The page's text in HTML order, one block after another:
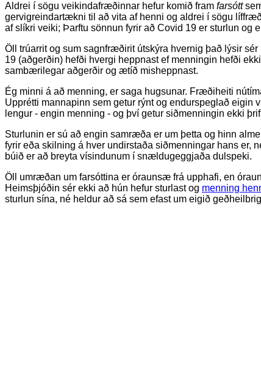
Aldrei í sögu veikindafræðinnar hefur komið fram farsótt
gervigreindartækni til að vita af henni og aldrei í sögu
af slíkri veiki; Þarftu sönnun fyrir að Covid 19 er sturlun og
Öll trúarrit og sum sagnfræðirit útskýra hvernig það lýsir
19 (aðgerðin) hefði hvergi heppnast ef menningin hefði
sambærilegar aðgerðir og ætíð misheppnast.
Ég minni á að menning, er saga hugsunar. Fræðiheiti
Upprétti mannapinn sem getur rýnt og endurspeglað eigin
lengur - engin menning - og því getur siðmenningin ekki
Sturlunin er sú að engin samræða er um þetta og hinn
fyrir eða skilning á hver undirstaða siðmenningar hans er,
búið er að breyta vísindunum í snældugeggjaða dulspeki.
Öll umræðan um farsóttina er óraunsæ frá upphafi, en
Heimsþjóðin sér ekki að hún hefur sturlast og menning
sturlun sína, né heldur að sá sem efast um eigið